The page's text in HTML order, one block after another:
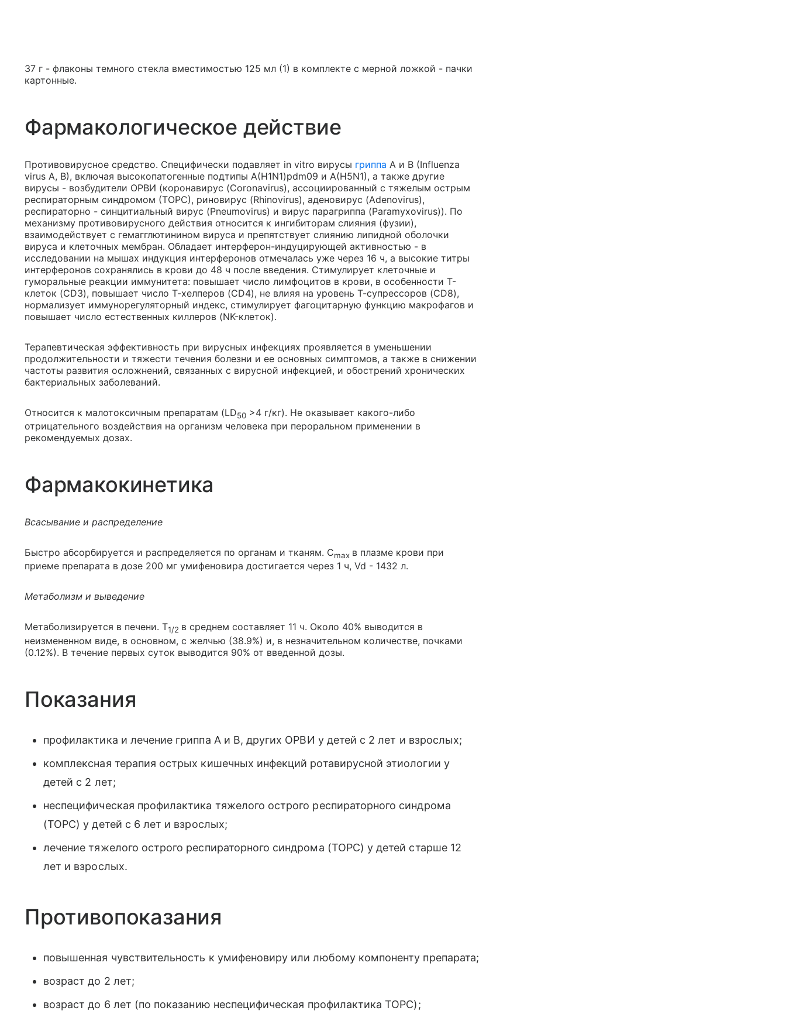
37 г - флаконы темного стекла вместимостью 125 мл (1) в комплекте с мерной ложкой - пачки
картонные.
Фармакологическое действие
Противовирусное средство. Специфически подавляет in vitro вирусы гриппа А и В (Influenza
virus А, В), включая высокопатогенные подтипы A(H1N1)pdm09 и A(H5N1), а также другие
вирусы - возбудители ОРВИ (коронавирус (Coronavirus), ассоциированный с тяжелым острым
респираторным синдромом (ТОРС), риновирус (Rhinovirus), аденовирус (Adenovirus),
респираторно - синцитиальный вирус (Pneumovirus) и вирус парагриппа (Paramyxovirus)). По
механизму противовирусного действия относится к ингибиторам слияния (фузии),
взаимодействует с гемагглютинином вируса и препятствует слиянию липидной оболочки
вируса и клеточных мембран. Обладает интерферон-индуцирующей активностью - в
исследовании на мышах индукция интерферонов отмечалась уже через 16 ч, а высокие титры
интерферонов сохранялись в крови до 48 ч после введения. Стимулирует клеточные и
гуморальные реакции иммунитета: повышает число лимфоцитов в крови, в особенности Т-
клеток (CD3), повышает число Т-хелперов (CD4), не влияя на уровень Т-супрессоров (CD8),
нормализует иммунорегуляторный индекс, стимулирует фагоцитарную функцию макрофагов и
повышает число естественных киллеров (NK-клеток).
Терапевтическая эффективность при вирусных инфекциях проявляется в уменьшении
продолжительности и тяжести течения болезни и ее основных симптомов, а также в снижении
частоты развития осложнений, связанных с вирусной инфекцией, и обострений хронических
бактериальных заболеваний.
Относится к малотоксичным препаратам (LD50 >4 г/кг). Не оказывает какого-либо
отрицательного воздействия на организм человека при пероральном применении в
рекомендуемых дозах.
Фармакокинетика
Всасывание и распределение
Быстро абсорбируется и распределяется по органам и тканям. Cmax в плазме крови при
приеме препарата в дозе 200 мг умифеновира достигается через 1 ч, Vd - 1432 л.
Метаболизм и выведение
Метаболизируется в печени. T1/2 в среднем составляет 11 ч. Около 40% выводится в
неизмененном виде, в основном, с желчью (38.9%) и, в незначительном количестве, почками
(0.12%). В течение первых суток выводится 90% от введенной дозы.
Показания
профилактика и лечение гриппа А и В, других ОРВИ у детей с 2 лет и взрослых;
комплексная терапия острых кишечных инфекций ротавирусной этиологии у
детей с 2 лет;
неспецифическая профилактика тяжелого острого респираторного синдрома
(ТОРС) у детей с 6 лет и взрослых;
лечение тяжелого острого респираторного синдрома (ТОРС) у детей старше 12
лет и взрослых.
Противопоказания
повышенная чувствительность к умифеновиру или любому компоненту препарата;
возраст до 2 лет;
возраст до 6 лет (по показанию неспецифическая профилактика ТОРС);